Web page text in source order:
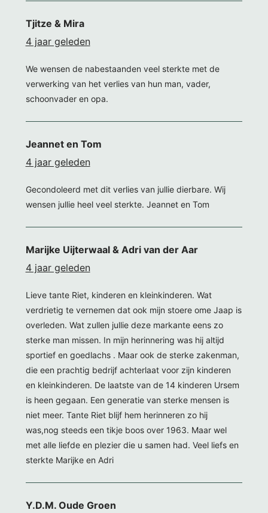
Tjitze & Mira
4 jaar geleden
We wensen de nabestaanden veel sterkte met de
verwerking van het verlies van hun man, vader,
schoonvader en opa.
Jeannet en Tom
4 jaar geleden
Gecondoleerd met dit verlies van jullie dierbare. Wij
wensen jullie heel veel sterkte. Jeannet en Tom
Marijke Uijterwaal & Adri van der Aar
4 jaar geleden
Lieve tante Riet, kinderen en kleinkinderen. Wat
verdrietig te vernemen dat ook mijn stoere ome Jaap is
overleden. Wat zullen jullie deze markante eens zo
sterke man missen. In mijn herinnering was hij altijd
sportief en goedlachs . Maar ook de sterke zakenman,
die een prachtig bedrijf achterlaat voor zijn kinderen
en kleinkinderen. De laatste van de 14 kinderen Ursem
is heen gegaan. Een generatie van sterke mensen is
niet meer. Tante Riet blijf hem herinneren zo hij
was,nog steeds een tikje boos over 1963. Maar wel
met alle liefde en plezier die u samen had. Veel liefs en
sterkte Marijke en Adri
Y.D.M. Oude Groen